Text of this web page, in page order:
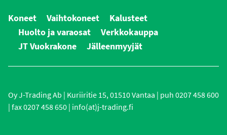
Koneet Vaihtokoneet
Kalusteet
Huolto ja varaosat
Verkkokauppa
JT Vuokrakone
Jälleenmyyjät
Oy J-Trading Ab | Kuriiritie 15, 01510 Vantaa | puh 0207 458 600
| fax 0207 458 650 | info(at)j-trading.fi